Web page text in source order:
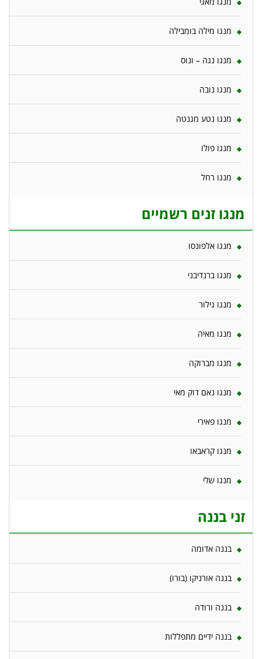
מנגו מילה בומבילה
מנגו נגה – ונוס
מנגו נובה
מנגו נטע מגנטה
מנגו פולו
מנגו רחל
מנגו זנים רשמיים
מנגו אלפונסו
מנגו ברנדיבני
מנגו גילור
מנגו מאיה
מנגו מברוקה
מנגו נאם דוק מאי
מנגו פאירי
מנגו קראבאו
מנגו שלי
זני בננה
בננה אדומה
בננה אורניקו (בורו)
בננה ורודה
בננה ידיים מתפללות